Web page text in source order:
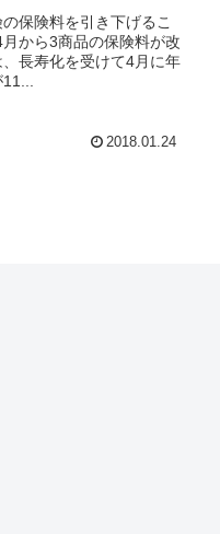
保険料を引き下げるこ
から3商品の保険料が改
長寿化を受けて4月に年
2018.01.24